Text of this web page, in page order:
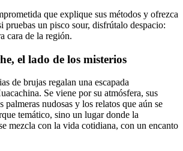
que explique sus métodos y ofrezca
pruebas un pisco sour, disfrútalo despacio:
cara de la región.
el lado de los misterios
de brujas regalan una escapada
Se viene por su atmósfera, sus
palmeras nudosas y los relatos que aún se
temático, sino un lugar donde la
mezcla con la vida cotidiana, con un encanto